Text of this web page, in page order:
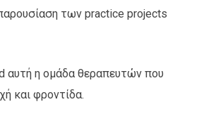
των practice projects
αυτή η ομάδα θεραπευτών που
και φροντίδα.